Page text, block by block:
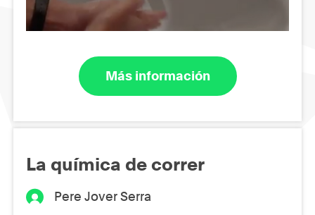
Más información
La química de correr
Pere Jover Serra